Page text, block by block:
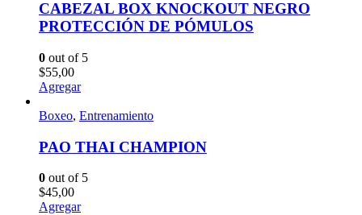
CABEZAL BOX KNOCKOUT NEGRO
PROTECCIÓN DE PÓMULOS
0 out of 5
$55,00
Agregar
Boxeo, Entrenamiento
PAO THAI CHAMPION
0 out of 5
$45,00
Agregar